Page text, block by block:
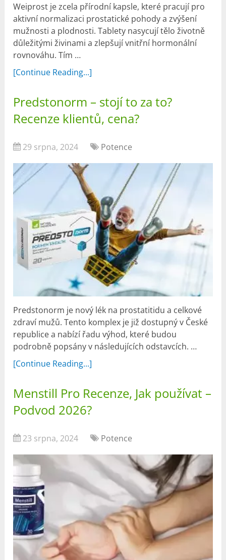
Weiprost je zcela přírodní kapsle, které pracují pro
aktivní normalizaci prostatické pohody a zvýšení
mužnosti a plodnosti. Tablety nasycují tělo životně
důležitými živinami a zlepšují vnitřní hormonální
rovnováhu. Tím …
[Continue Reading...]
Predstonorm – stojí to za to?
Recenze klientů, cena?
29 srpna, 2024 Potence
Predstonorm je nový lék na prostatitidu a celkové
zdraví mužů. Tento komplex je již dostupný v České
republice a nabízí řadu výhod, které budou
podrobně popsány v následujících odstavcích. …
[Continue Reading...]
Menstill Pro Recenze, Jak používat –
Podvod 2026?
23 srpna, 2024 Potence